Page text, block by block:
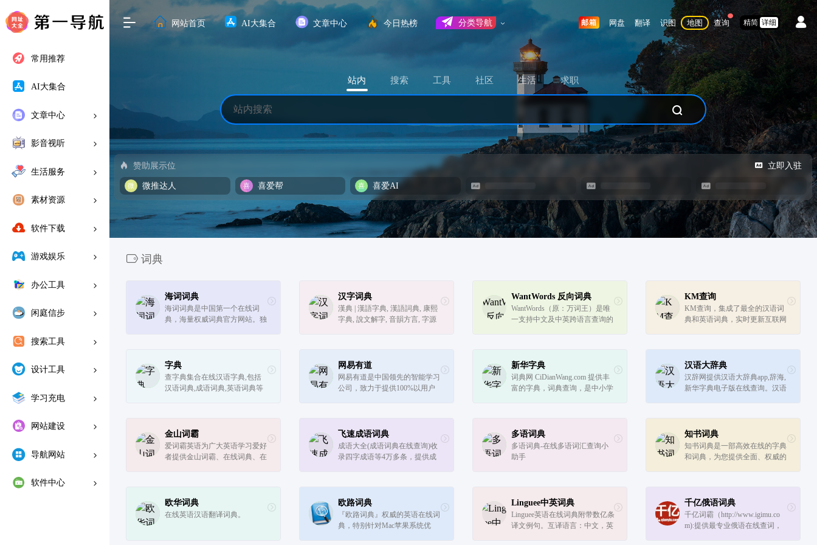
常用推荐
AI大集合
文章中心
影音视听
生活服务
素材资源
软件下载
游戏娱乐
办公工具
闲庭信步
搜索工具
设计工具
学习充电
网站建设
导航网站
软件中心
网站首页 AI大集合 文章中心 今日热榜 分类导航 邮箱 网盘 翻译 识图 地图 查询 精简 详细
站内 搜索 工具 社区 生活 求职
赞助展示位 立即入驻
微推达人 喜爱帮 喜爱AI
词典
海词词典
海词词典是中国第一个在线词
典，海量权威词典官方网站。独
线翻译服务。
汉字词典
漢典 | 漢語字典, 漢語詞典, 康熙
字典, 說文解字, 音韻方言, 字源
WantWords 反向词典
WantWords（原：万词王）是唯
一支持中文及中英跨语言查询的
理算法实现，由清华大学自然
语...
KM查询
KM查询，集成了最全的汉语词
典和英语词典，实时更新互联网
字典
查字典集合在线汉语字典,包括
汉语词典,成语词典,英语词典等
网易有道
网易有道是中国领先的智能学习
公司，致力于提供100%以用户
具产品，例如：网易有道词
典、...
新华字典
词典网 CiDianWang.com 提供丰
富的字典，词典查询，是中小学
词典、成语词典等。
汉语大辞典
汉辞网提供汉语大辞典app,辞海,
新华字典电子版在线查询。汉语
书软件。在线词典下载,离线使
用。包括新华字典查字2万,成...
金山词霸
爱词霸英语为广大英语学习爱好
者提供金山词霸、在线词典、在
和在线翻译频道致力于为您提
供...
飞速成语词典
成语大全(成语词典在线查询)收
录四字成语等4万多条，提供成
义词等查询。
多语词典
多语词典-在线多语词汇查询小
助手
知书词典
知书词典是一部高效在线的字典
和词典，为您提供全面、权威的
欧华词典
在线英语汉语翻译词典。
欧路词典
『欧路词典』权威的英语在线词
典，特别针对Mac苹果系统优
Linguee中英词典
Linguee英语在线词典附带数亿条
译文例句。互译语言：中文，英
千亿俄语词典
千亿词霸（http://www.igimu.co
m):提供最专业俄语在线查词，